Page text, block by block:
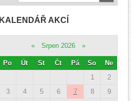
KALENDÁŘ AKCÍ
« Srpen 2026 »
Po Út St Čt Pá So
Ne
1
2
3
4 5 6 7 8
9